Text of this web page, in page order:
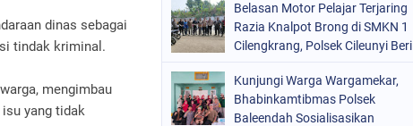
dinas sebagai
tindak kriminal.
mengimbau
yang tidak
Belasan Motor Pelajar Terjaring
Razia Knalpot Brong di SMKN 1
Cilengkrang, Polsek Cileunyi Beri
Keselamatan Berkendara
Kunjungi Warga Wargamekar,
Bhabinkamtibmas Polsek
Baleendah Sosialisasikan